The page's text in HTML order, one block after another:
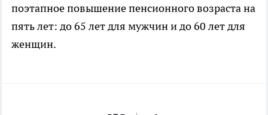
поэтапное повышение пенсионного возраста на
пять лет: до 65 лет для мужчин и до 60 лет для
женщин.